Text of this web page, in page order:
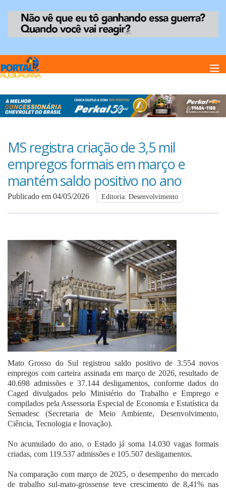
Home
Anuncie
Anuncie
MS registra criação de 3,5 mil
empregos formais em março e
mantém saldo positivo no ano
Publicado em 04/05/2026 Editoria: Desenvolvimento
Mato Grosso do Sul registrou saldo positivo de 3.554 novos
empregos com carteira assinada em março de 2026, resultado de
40.698 admissões e 37.144 desligamentos, conforme dados do
Caged divulgados pelo Ministério do Trabalho e Emprego e
compilados pela Assessoria Especial de Economia e Estatística da
Semadesc (Secretaria de Meio Ambiente, Desenvolvimento,
Ciência, Tecnologia e Inovação).
No acumulado do ano, o Estado já soma 14.030 vagas formais
criadas, com 119.537 admissões e 105.507 desligamentos.
Na comparação com março de 2025, o desempenho do mercado
de trabalho sul-mato-grossense teve crescimento de 8,41% nas